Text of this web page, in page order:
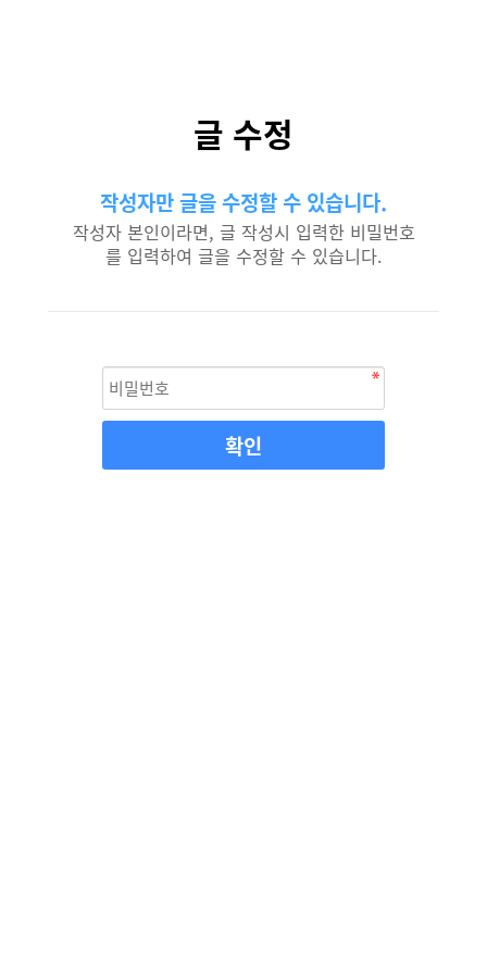
글 수정
작성자만 글을 수정할 수 있습니다.
작성자 본인이라면, 글 작성시 입력한 비밀번호
를 입력하여 글을 수정할 수 있습니다.